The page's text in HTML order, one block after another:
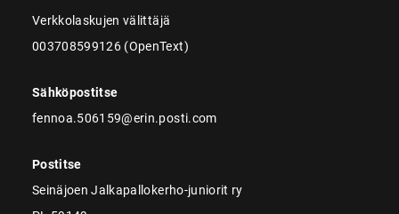
Verkkolaskujen välittäjä
003708599126 (OpenText)
Sähköpostitse
fennoa.506159@erin.posti.com
Postitse
Seinäjoen Jalkapallokerho-juniorit ry